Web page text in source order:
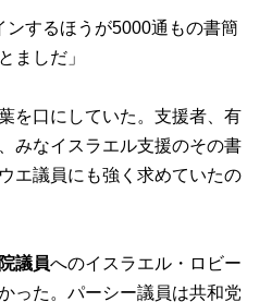
ンするほうが5000通もの書簡
ましだ」
を口にしていた。支援者、有
みなイスラエル支援のその書
エ議員にも強く求めていたの
議員へのイスラエル・ロビー
った。パーシー議員は共和党